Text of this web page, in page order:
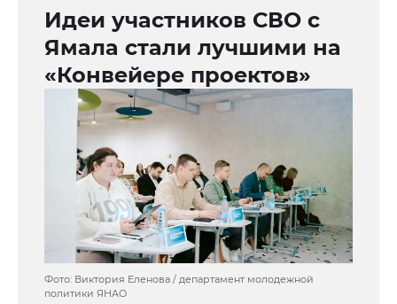
Идеи участников СВО с
Ямала стали лучшими на
«Конвейере проектов»
Фото: Виктория Еленова / департамент молодежной
политики ЯНАО